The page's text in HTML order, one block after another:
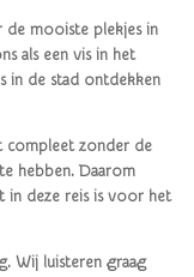
de mooiste plekjes in
als een vis in het
in de stad ontdekken
compleet zonder de
hebben. Daarom
deze reis is voor het
Wij luisteren graag